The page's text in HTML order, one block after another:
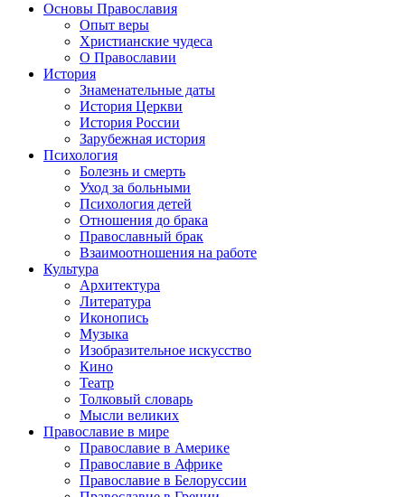
Основы Православия
Опыт веры
Христианские чудеса
О Православии
История
Знаменательные даты
История Церкви
История России
Зарубежная история
Психология
Болезнь и смерть
Уход за больными
Психология детей
Отношения до брака
Православный брак
Взаимоотношения на работе
Культура
Архитектура
Литература
Иконопись
Музыка
Изобразительное искусство
Кино
Театр
Толковый словарь
Мысли великих
Православие в мире
Православие в Америке
Православие в Африке
Православие в Белоруссии